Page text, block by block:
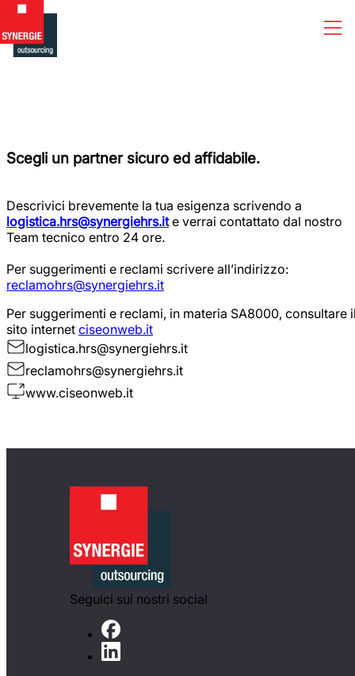
Scegli un partner sicuro ed affidabile.
Descrivici brevemente la tua esigenza scrivendo a
logistica.hrs@synergiehrs.ite verrai contattato dal nostro
Team tecnico entro 24 ore.
Per suggerimenti e reclami scrivere all’indirizzo:
reclamohrs@synergiehrs.it
Per suggerimenti e reclami, in materia SA8000, consultare
sito internet ciseonweb.it
logistica.hrs@synergiehrs.it
reclamohrs@synergiehrs.it
www.ciseonweb.it
Seguici sui nostri social